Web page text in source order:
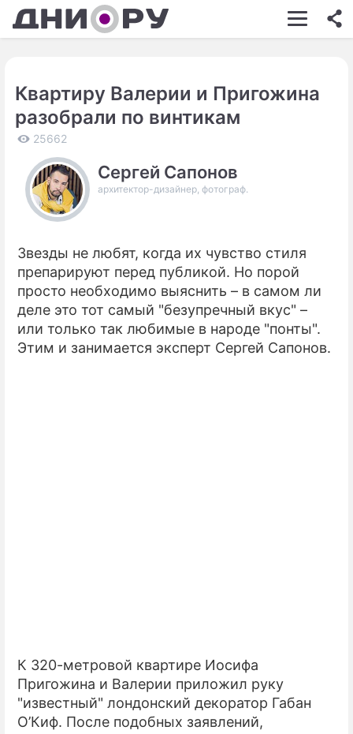
ШОУ-БИЗНЕС
КИНО
ЭКОНОМИКА
СОННИК
СТИЛЬ ЖИЗНИ
СЕРИАЛЫ
ИГРЫ
Квартиру Валерии и Пригожина
разобрали по винтикам
25662
Сергей Сапонов
архитектор-дизайнер, фотограф.
Звезды не любят, когда их чувство стиля
препарируют перед публикой. Но порой
просто необходимо выяснить – в самом ли
деле это тот самый "безупречный вкус" –
или только так любимые в народе "понты".
Этим и занимается эксперт Сергей Сапонов.
К 320-метровой квартире Иосифа
Пригожина и Валерии приложил руку
"известный" лондонский декоратор Габан
О’Киф. После подобных заявлений,